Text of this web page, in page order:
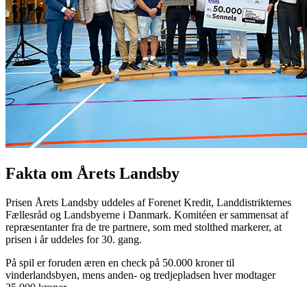
Fakta om Årets Landsby
Prisen Årets Landsby uddeles af Forenet Kredit, Landdistrikternes
Fællesråd og Landsbyerne i Danmark. Komitéen er sammensat af
repræsentanter fra de tre partnere, som med stolthed markerer, at
prisen i år uddeles for 30. gang.
På spil er foruden æren en check på 50.000 kroner til
vinderlandsbyen, mens anden- og tredjepladsen hver modtager